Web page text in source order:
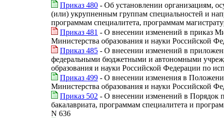
Приказ 480 - Об установлении организациям,
(или) укрупненным группам специальностей и
программам специалитета, программам
Приказ 481 - О внесении изменений в приказ
Министерства образования и науки Российской
Приказ 485 - О внесении изменений в
федеральными бюджетными и автономными
образования и науки Российской Федерации по
Приказ 499 - О внесении изменения в
Министерства образования и науки Российской
Приказ 502 - О внесении изменений в Порядок
бакалавриата, программам специалитета и
N 636